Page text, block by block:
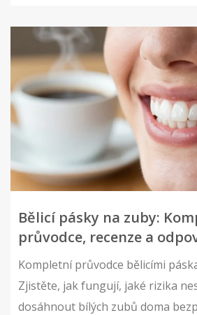
Bělicí pásky na zuby:
průvodce, recenze a
otázky
Kompletní průvodce bělicími
Zjistěte, jak fungují, jaké rizika
dosáhnout bílých zubů doma